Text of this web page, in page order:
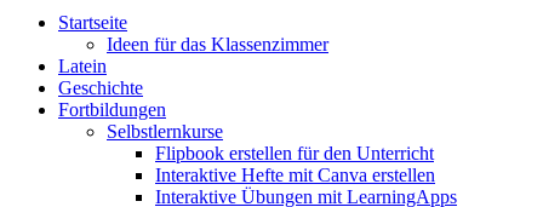
Startseite
Ideen für das Klassenzimmer
Latein
Geschichte
Fortbildungen
Selbstlernkurse
Flipbook erstellen für den Unterricht
Interaktive Hefte mit Canva erstellen
Interaktive Übungen mit LearningApps